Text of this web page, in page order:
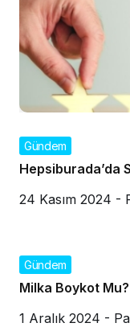
Gündem
Hepsiburada’da
24 Kasım 2024 -
Gündem
Milka Boykot Mu?
1 Aralık 2024 -